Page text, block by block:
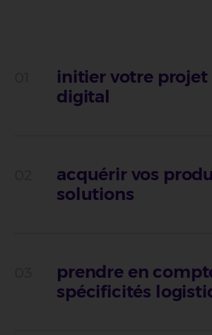
initier votre projet
digital
acquérir vos
solutions
prendre en
spécificités